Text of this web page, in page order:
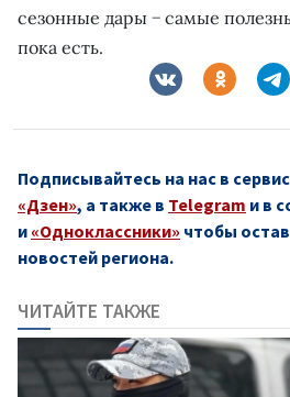
сезонные дары − самые
пока есть.
Подписывайтесь на нас в
«Дзен», а также в Telegram и в
и «Одноклассники» чтобы
новостей региона.
ЧИТАЙТЕ ТАКЖЕ